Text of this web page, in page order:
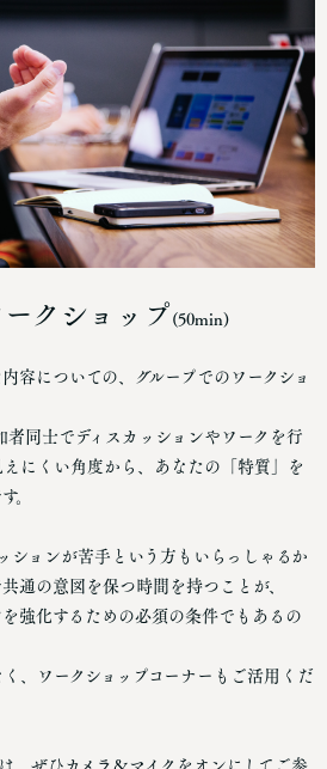
クショップ (50min)
容についての、グループでのワークショ
者同士でディスカッションやワークを行
にくい角度から、あなたの「特質」を
。
ションが苦手という方もいらっしゃるか
通の意図を保つ時間を持つことが、
を強化するための必須の条件でもあるの
、ワークショップコーナーもご活用くだ
、ぜひカメラ＆マイクをオンにしてご参